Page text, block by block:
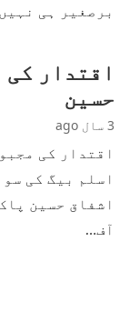
برصغیر ہی
اقتدار
حسین
3 سال ago
اقتدار کی
اسلم بیگ کی
اشفاق حسین
آف…